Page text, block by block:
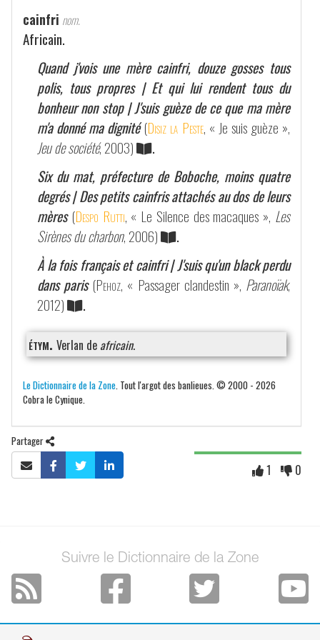
cainfri nom.
Africain.
Quand j'vois une mère cainfri, douze gosses tous
polis, tous propres | Et qui lui rendent tous du
bonheur non stop | J'suis guèze de ce que ma mère
m'a donné ma dignité (Disiz la Peste, « Je suis guèze »,
Jeu de société, 2003)
.
Six du mat, préfecture de Boboche, moins quatre
degrés | Des petits cainfris attachés au dos de leurs
mères (Despo Rutti, « Le Silence des macaques », Les
Sirènes du charbon, 2006)
.
À la fois français et cainfri | J'suis qu'un black perdu
dans paris (Pehoz, « Passager clandestin », Paranoïak,
2012)
.
étym. Verlan de africain.
Le Dictionnaire de la Zone . Tout l'argot des banlieues. © 2000 - 2026
Cobra le Cynique.
Partager
1 0
Suivre le Dictionnaire de la Zone